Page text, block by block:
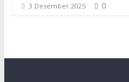
3 Desember 2025 0